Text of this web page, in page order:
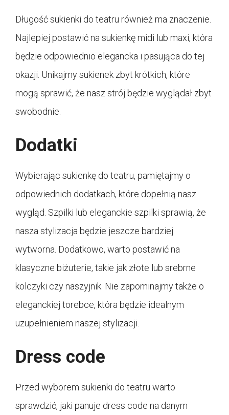
Długość sukienki do teatru również ma znaczenie.
Najlepiej postawić na sukienkę midi lub maxi, która
będzie odpowiednio elegancka i pasująca do tej
okazji. Unikajmy sukienek zbyt krótkich, które
mogą sprawić, że nasz strój będzie wyglądał zbyt
swobodnie.
Dodatki
Wybierając sukienkę do teatru, pamiętajmy o
odpowiednich dodatkach, które dopełnią nasz
wygląd. Szpilki lub eleganckie szpilki sprawią, że
nasza stylizacja będzie jeszcze bardziej
wytworna. Dodatkowo, warto postawić na
klasyczne biżuterie, takie jak złote lub srebrne
kolczyki czy naszyjnik. Nie zapominajmy także o
eleganckiej torebce, która będzie idealnym
uzupełnieniem naszej stylizacji.
Dress code
Przed wyborem sukienki do teatru warto
sprawdzić, jaki panuje dress code na danym